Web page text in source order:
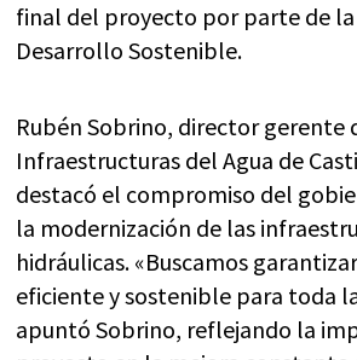
final del proyecto por parte de la
Desarrollo Sostenible.
Rubén Sobrino, director gerente
Infraestructuras del Agua de
destacó el compromiso del
la modernización de las
hidráulicas. «Buscamos
eficiente y sostenible para toda
apuntó Sobrino, reflejando la